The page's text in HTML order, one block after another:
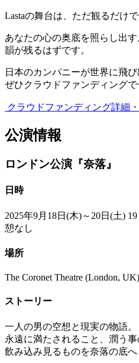
Lastaの舞台は、ただ観るだけ
あなたの心の奥底を照らし出
韻が残るはずです。
日本のカンパニーが世界に飛び
ぜひクラウドファンディング
クラウドファンディング詳細
公演情報
ロンドン公演『奈落』
日時
2025年9月18日(木)～20日(土
憩なし
場所
The Coronet Theatre (London, UK)
ストーリー
一人の男の空想と現実の物語。
永遠に満たされること、潤う
飲み込み見るものを奈落の底へ